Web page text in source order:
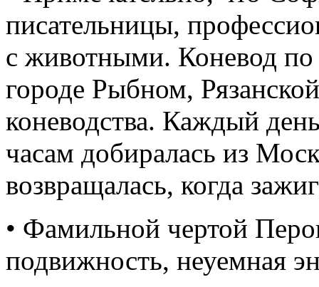
писательницы,
с животными. Коневод по
городе Рыбном,
коневодства. Каждый
часам добиралась из
возвращалась, когда
• Фамильной чертой
подвижность, неуемная